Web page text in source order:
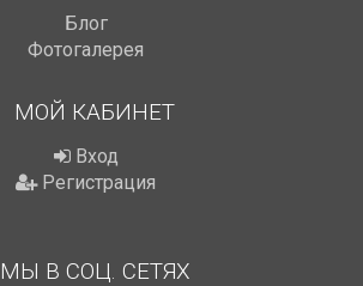
Блог
Фотогалерея
МОЙ КАБИНЕТ
Вход
Регистрация
МЫ В СОЦ. СЕТЯХ